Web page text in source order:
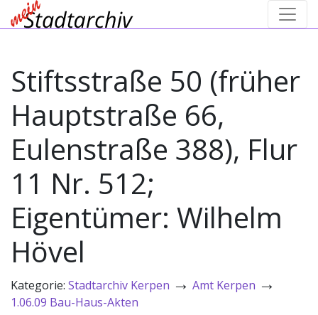
Stiftsstraße 50 (früher
Hauptstraße 66,
Eulenstraße 388), Flur
11 Nr. 512;
Eigentümer: Wilhelm
Hövel
Kategorie: Stadtarchiv Kerpen → Amt Kerpen →
1.06.09 Bau-Haus-Akten